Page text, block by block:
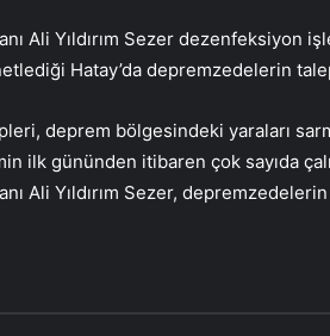
Ali Yıldırım Sezer dezenfeksiyon
Hatay’da depremzedelerin
deprem bölgesindeki yaraları
ilk gününden itibaren çok sayıda
Ali Yıldırım Sezer,